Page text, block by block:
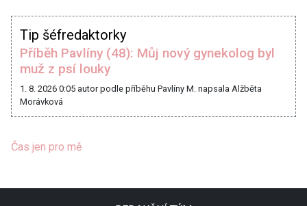
Tip šéfredaktorky
Příběh Pavlíny (48): Můj nový gynekolog byl
muž z psí louky
1. 8. 2026 0:05 autor podle příběhu Pavlíny M. napsala Alžběta
Morávková
Čas jen pro mě